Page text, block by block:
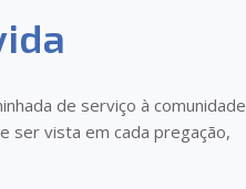
de serviço à comunidade
ser vista em cada pregação,